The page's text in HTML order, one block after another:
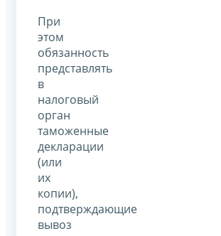
При
этом
обязанность
представлять
в
налоговый
орган
таможенные
декларации
(или
их
копии),
подтверждающие
вывоз